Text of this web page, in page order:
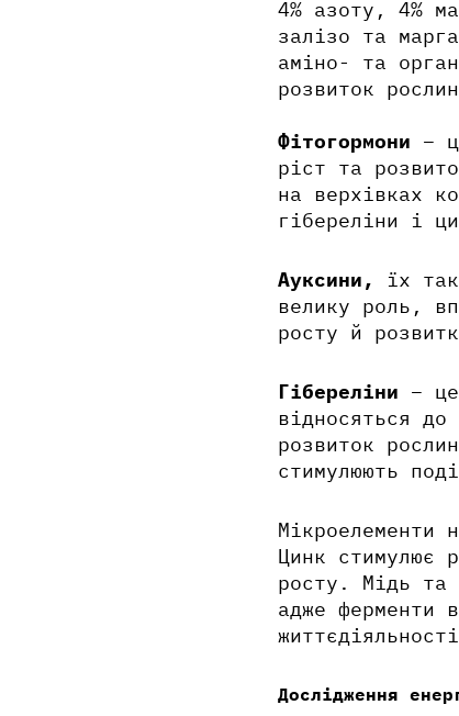
4% азоту, 4%
залізо та
аміно- та
розвиток
Фітогормони –
ріст та
на верхівках
гібереліни і
Ауксини, їх
велику роль,
росту й
Гібереліни –
відносяться
розвиток
стимулюють
Мікроелементи
Цинк стимулює
росту. Мідь та
адже ферменти
Дослідження